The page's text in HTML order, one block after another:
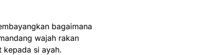
bagaimana
wajah rakan
kepada si ayah.